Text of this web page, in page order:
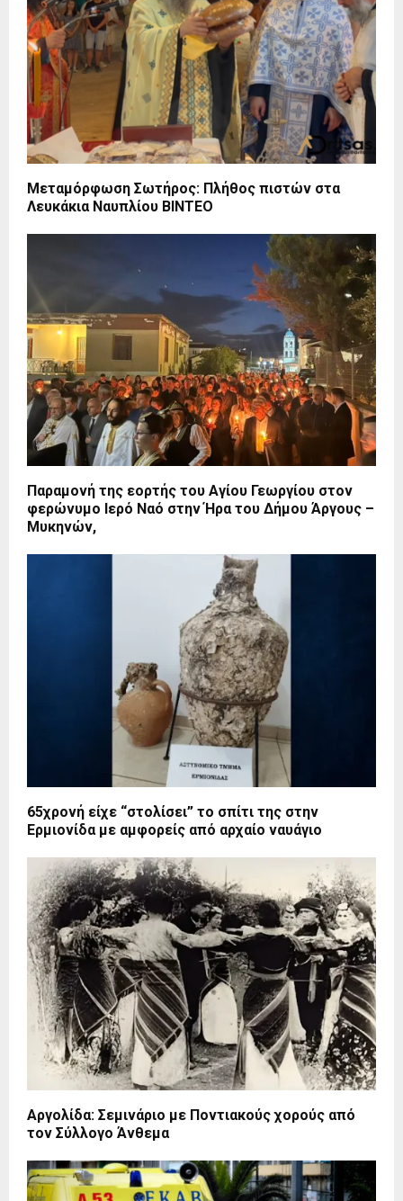
Μεταμόρφωση Σωτήρος: Πλήθος πιστών στα
Λευκάκια Ναυπλίου ΒΙΝΤΕΟ
Παραμονή της εορτής του Αγίου Γεωργίου στον
φερώνυμο Ιερό Ναό στην Ήρα του Δήμου Άργους –
Μυκηνών,
65χρονή είχε “στολίσει” το σπίτι της στην
Ερμιονίδα με αμφορείς από αρχαίο ναυάγιο
Αργολίδα: Σεμινάριο με Ποντιακούς χορούς από
τον Σύλλογο Άνθεμα